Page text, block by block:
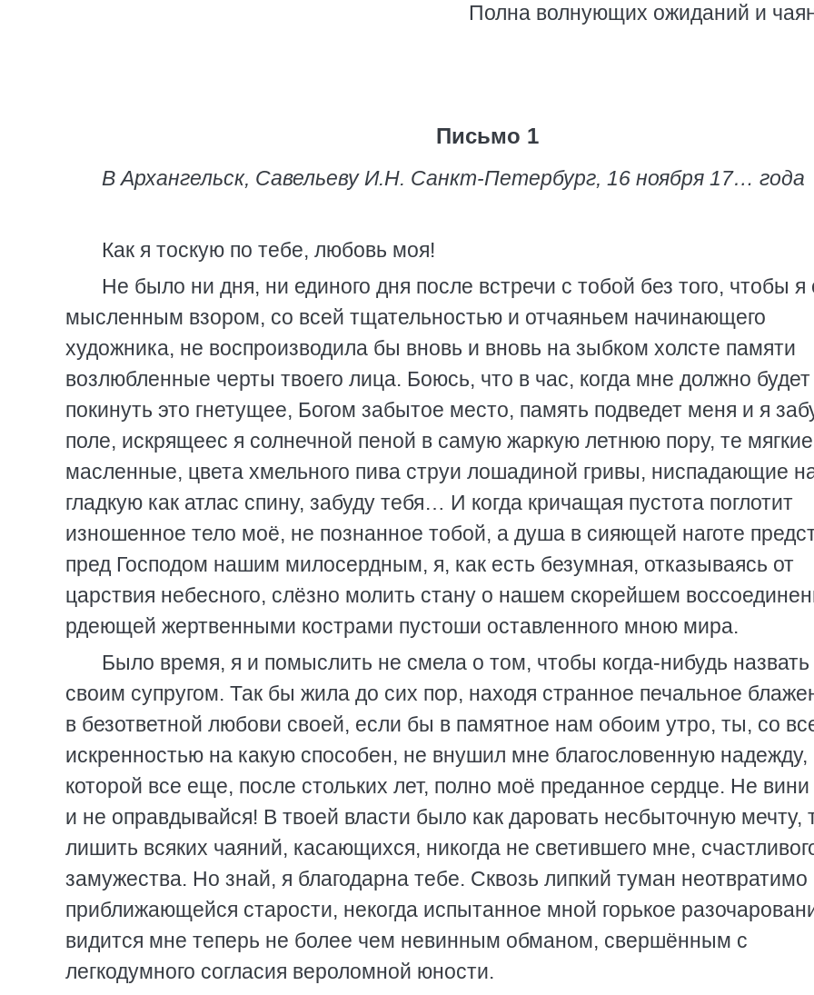
Полна волнующих ожиданий и
Письмо 1
В Архангельск, Савельеву И.Н. Санкт-Петербург, 16 ноября 17… года
Как я тоскую по тебе, любовь моя!
Не было ни дня, ни единого дня после встречи с тобой без того, чтобы я
мысленным взором, со всей тщательностью и отчаяньем начинающего
художника, не воспроизводила бы вновь и вновь на зыбком холсте памяти
возлюбленные черты твоего лица. Боюсь, что в час, когда мне должно будет
покинуть это гнетущее, Богом забытое место, память подведет меня и я
поле, искрящеес я солнечной пеной в самую жаркую летнюю пору, те
масленные, цвета хмельного пива струи лошадиной гривы, ниспадающие
гладкую как атлас спину, забуду тебя… И когда кричащая пустота поглотит
изношенное тело моё, не познанное тобой, а душа в сияющей наготе
пред Господом нашим милосердным, я, как есть безумная, отказываясь от
царствия небесного, слёзно молить стану о нашем скорейшем
рдеющей жертвенными кострами пустоши оставленного мною мира.
Было время, я и помыслить не смела о том, чтобы когда-нибудь назвать
своим супругом. Так бы жила до сих пор, находя странное печальное
в безответной любови своей, если бы в памятное нам обоим утро, ты, со
искренностью на какую способен, не внушил мне благословенную надежду,
которой все еще, после стольких лет, полно моё преданное сердце. Не вини
и не оправдывайся! В твоей власти было как даровать несбыточную мечту,
лишить всяких чаяний, касающихся, никогда не светившего мне,
замужества. Но знай, я благодарна тебе. Сквозь липкий туман неотвратимо
приближающейся старости, некогда испытанное мной горькое
видится мне теперь не более чем невинным обманом, свершённым с
легкодумного согласия вероломной юности.